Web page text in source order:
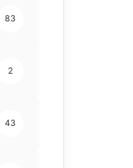
83
2
43